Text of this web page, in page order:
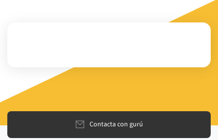
Contacta con gurú